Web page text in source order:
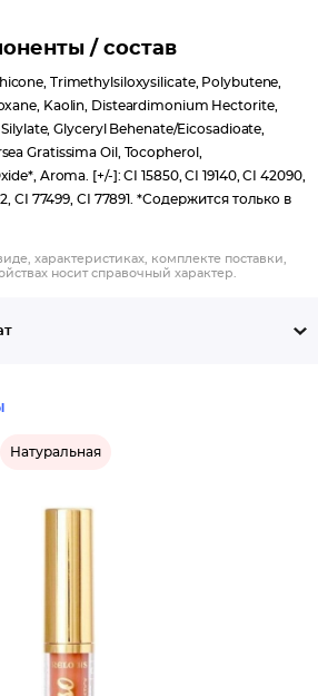
/ состав
Trimethylsiloxysilicate, Polybutene,
Kaolin, Disteardimonium Hectorite,
Glyceryl Behenate/Eicosadioate,
Gratissima Oil, Tocopherol,
Aroma. [+/-]: CI 15850, CI 19140, CI 42090,
CI 77499, CI 77891. *Содержится только в
характеристиках, комплекте поставки,
носит справочный характер.
Натуральная